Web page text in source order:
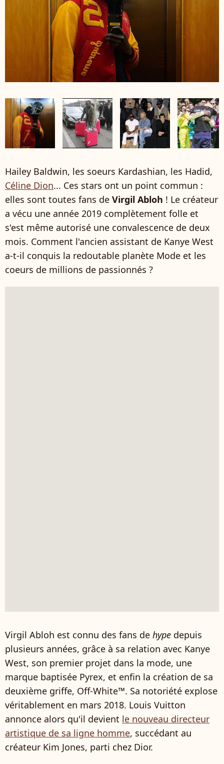
Hailey Baldwin, les soeurs Kardashian, les Hadid,
Céline Dion... Ces stars ont un point commun :
elles sont toutes fans de Virgil Abloh ! Le créateur
a vécu une année 2019 complètement folle et
s'est même autorisé une convalescence de deux
mois. Comment l'ancien assistant de Kanye West
a-t-il conquis la redoutable planète Mode et les
coeurs de millions de passionnés ?
Virgil Abloh est connu des fans de hype depuis
plusieurs années, grâce à sa relation avec Kanye
West, son premier projet dans la mode, une
marque baptisée Pyrex, et enfin la création de sa
deuxième griffe, Off-White™. Sa notoriété explose
véritablement en mars 2018. Louis Vuitton
annonce alors qu'il devient le nouveau directeur
artistique de sa ligne homme, succédant au
créateur Kim Jones, parti chez Dior.